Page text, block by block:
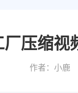
压缩视
作者：小鹿